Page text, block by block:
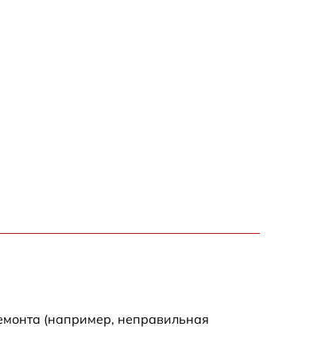
(например, неправильная